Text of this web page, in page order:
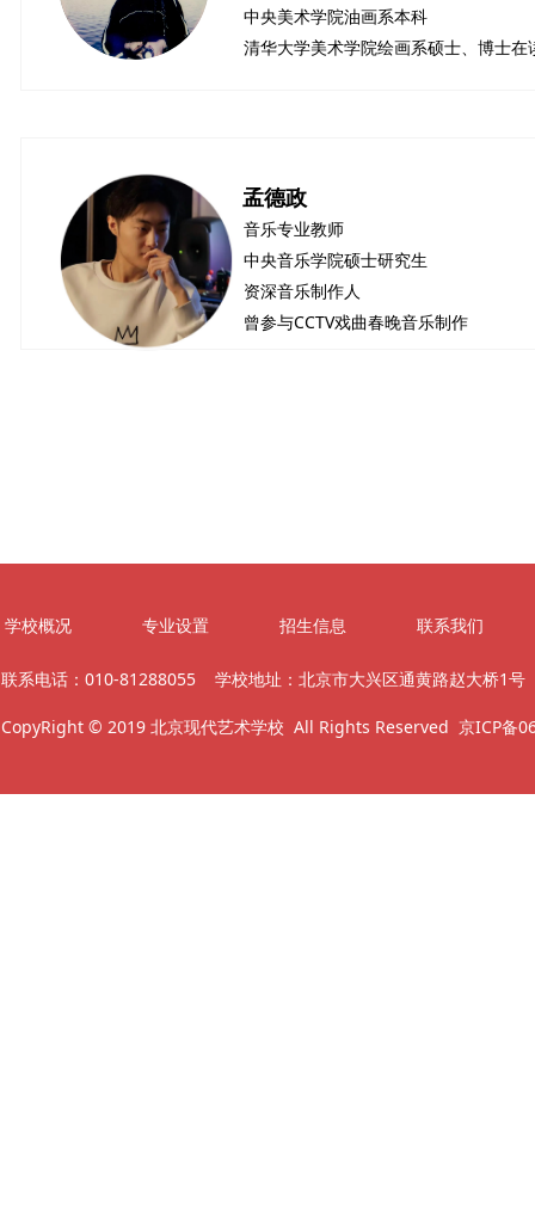
中央美术学院油画系本科
清华大学美术学院绘画系硕士、博士在
孟德政
音乐专业教师
中央音乐学院硕士研究生
资深音乐制作人
曾参与CCTV戏曲春晚音乐制作
联系电话：010-81288055 学校地址：北京市大兴区通黄路赵大桥1
CopyRight © 2019 北京现代艺术学校 All Rights Reserved 京ICP备
学校概况 专业设置 招生信息 联系我们